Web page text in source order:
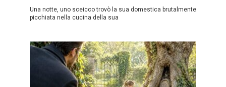
Una notte, uno sceicco trovò la sua domestica brutalmente
picchiata nella cucina della sua